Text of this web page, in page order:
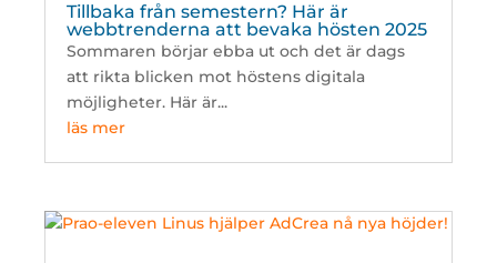
Tillbaka från semestern? Här är
webbtrenderna att bevaka hösten 2025
Sommaren börjar ebba ut och det är dags
att rikta blicken mot höstens digitala
möjligheter. Här är...
läs mer